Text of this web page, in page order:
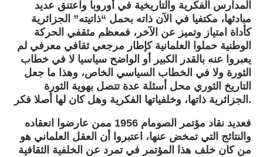
المدارس الفكرية والتاريخية في أوروبا واعتنق عديد
مبادئها، مكتفيا في الآن ذاته بحمل “ذاتيته” الجزائرية
كأداة امتياز وتميز عن الآخر، فمعظم مثقفي الحركة
الوطنية حملوا العلمانية كإطار مرجعي ثقافي معرفي لم
يعبروا عنه بالقدر الكبير أو الواضح سياسيا لا في خطاب
الثورة ولا في الخطاب السياسي الخاص، وهذا ما جعل
التاريخ الثوري محل أسئلة عدة تتصل بهوية الثورة
الجزائرية ذاتها، وخلفياتها الفكرية وهل كان لها أصلا فكر.
فعديد نقاد مؤتمر الصومام 1956 ممن عارضوا انعقاده
والنتائج التي تمخض عنها، اعتبروا أن العقل العلماني هو
من كان خلف هذا المؤتمر في تمرد عن الخلفية الثقافية